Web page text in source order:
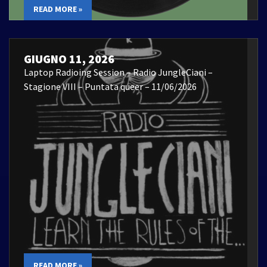
READ MORE »
GIUGNO 11, 2026
Laptop Radioing Session – Radio JungleCiani –
Stagione VIII – Puntata queer – 11/06/2026